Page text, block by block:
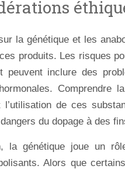
la génétique et les
produits. Les risques
peuvent inclure des
Comprendre
l’utilisation de ces
du dopage à des
la génétique joue un
Alors que